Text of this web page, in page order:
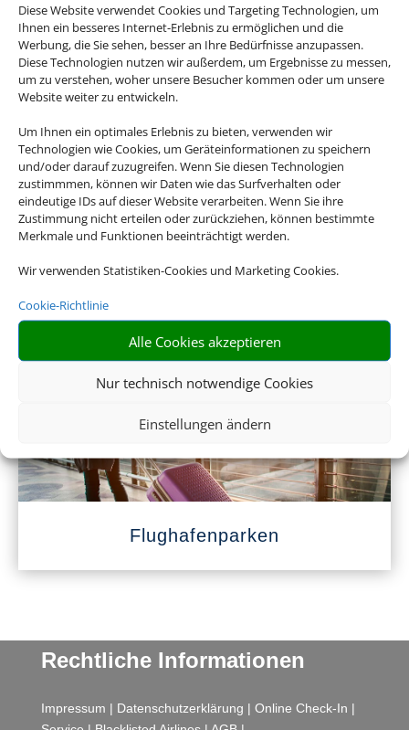
Diese Website verwendet Cookies und Targeting Technologien, um
Ihnen ein besseres Internet-Erlebnis zu ermöglichen und die
Werbung, die Sie sehen, besser an Ihre Bedürfnisse anzupassen.
Diese Technologien nutzen wir außerdem, um Ergebnisse zu messen,
um zu verstehen, woher unsere Besucher kommen oder um unsere
Website weiter zu entwickeln.
Um Ihnen ein optimales Erlebnis zu bieten, verwenden wir
Technologien wie Cookies, um Geräteinformationen zu speichern
und/oder darauf zuzugreifen. Wenn Sie diesen Technologien
zustimmmen, können wir Daten wie das Surfverhalten oder
eindeutige IDs auf dieser Website verarbeiten. Wenn Sie ihre
Zustimmung nicht erteilen oder zurückziehen, können bestimmte
Merkmale und Funktionen beeinträchtigt werden.
Wir verwenden Statistiken-Cookies und Marketing Cookies.
Cookie-Richtlinie
Alle Cookies akzeptieren
Nur technisch notwendige Cookies
Einstellungen ändern
Linienflug
Flughafenparken
Rechtliche Informationen
Impressum | Datenschutzerklärung | Online Check-In |